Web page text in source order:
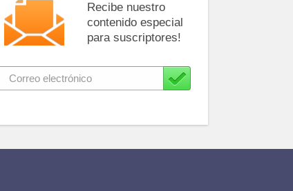
Recibe nuestro
contenido especial
para suscriptores!